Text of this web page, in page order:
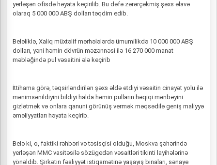
yerləşən ofisdə həyata keçirilib. Bu dəfə zərərçəkmiş şəxs əlavə
olaraq 5 000 000 ABŞ dolları təqdim edib.
Beləliklə, Xaliq müxtəlif mərhələlərdə ümumilikdə 10 000 000 ABŞ
dolları, yəni həmin dövrün məzənnəsi ilə 16 270 000 manat
məbləğində pul vəsaitini ələ keçirib
İttihama görə, təqsirləndirilən şəxs əldə etdiyi vəsaitin cinayət yolu ilə
mənimsənildiyini bildiyi halda həmin pulların həqiqi mənbəyini
gizlətmək və onlara qanuni görünüş vermək məqsədilə geniş maliyyə
əməliyyatları həyata keçirib.
Belə ki, o, faktiki rəhbəri və təsisçisi olduğu, Moskva şəhərində
yerləşən MMC vasitəsilə sözügedən vəsaitləri tikinti layihələrinə
yönəldib. Şirkətin fəaliyyət istiqamətinə yaşayış binaları, sənaye